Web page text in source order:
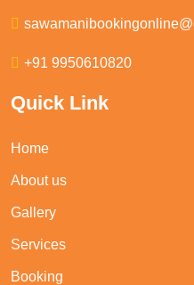
+91 9950610820
Quick Link
Home
About us
Gallery
Services
Booking